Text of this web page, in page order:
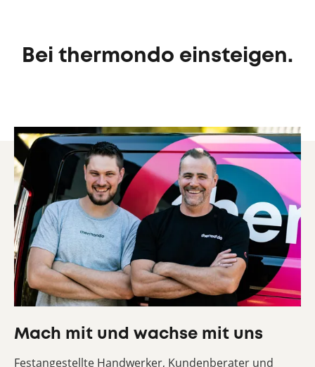
Bei thermondo einsteigen.
Mach mit und wachse mit uns
Festangestellte Handwerker, Kundenberater und